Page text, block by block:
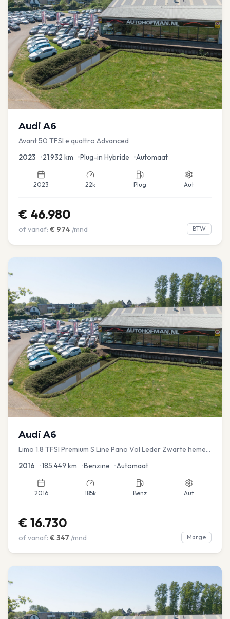
Audi A6
Avant 50 TFSI e quattro Advanced
2023 •21.932 km •Plug-in Hybride •Automaat
2023 22k Plug Aut
€ 46.980
of vanaf: € 974 /mnd BTW
Audi A6
Limo 1.8 TFSI Premium S Line Pano Vol Leder Zwarte hemel
2016 •185.449 km •Benzine •Automaat
2016 185k Benz Aut
€ 16.730
of vanaf: € 347 /mnd Marge